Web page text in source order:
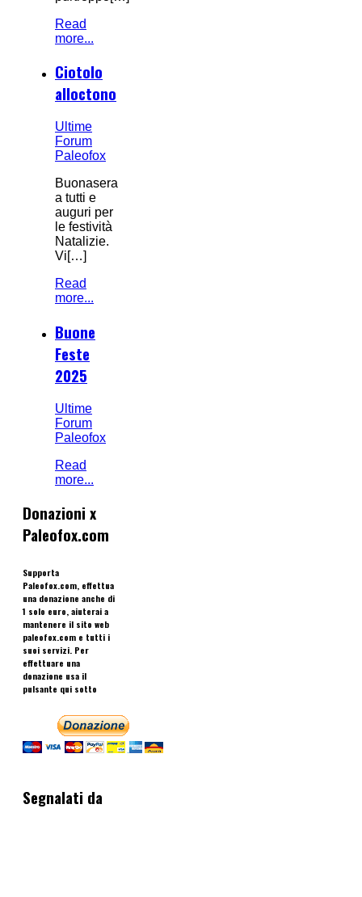
Read
more...
Ciotolo
alloctono
Ultime
Forum
Paleofox
Buonasera
a tutti e
auguri per
le festività
Natalizie.
Vi[…]
Read
more...
Buone
Feste
2025
Ultime
Forum
Paleofox
Read
more...
Donazioni x
Paleofox.com
Supporta
Paleofox.com, effettua
una donazione anche di
1 solo euro, aiuterai a
mantenere il sito web
paleofox.com e tutti i
suoi servizi. Per
effettuare una
donazione usa il
pulsante qui sotto
Segnalati da